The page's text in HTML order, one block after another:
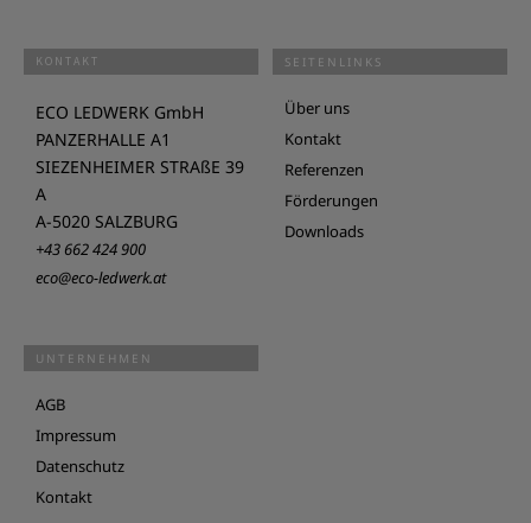
KONTAKT
ECO LEDWERK GmbH
PANZERHALLE A1
SIEZENHEIMER STRAßE 39
A
A-5020 SALZBURG
+43 662 424 900
eco@eco-ledwerk.at
SEITENLINKS
Über uns
Kontakt
Referenzen
Förderungen
Downloads
UNTERNEHMEN
AGB
Impressum
Datenschutz
Kontakt